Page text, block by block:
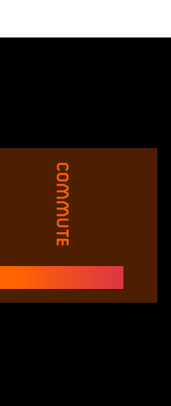
Commute